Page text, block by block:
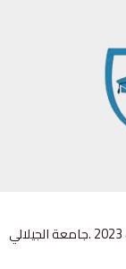
© جميع الحقوق محفوظة لدى كلية الاداب و اللغات 2023 .جامعة الجيلالي